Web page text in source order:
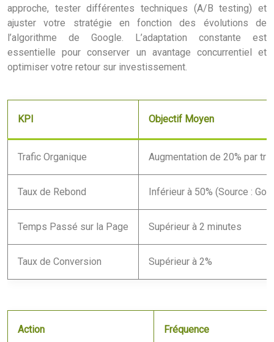
approche, tester différentes techniques (A/B testing) et
ajuster votre stratégie en fonction des évolutions de
l’algorithme de Google. L’adaptation constante est
essentielle pour conserver un avantage concurrentiel et
optimiser votre retour sur investissement.
KPI Objectif Moyen
Trafic Organique Augmentation de 20% par
Taux de Rebond Inférieur à 50% (Source :
Temps Passé sur la Page Supérieur à 2 minutes
Taux de Conversion Supérieur à 2%
Action Fréquence